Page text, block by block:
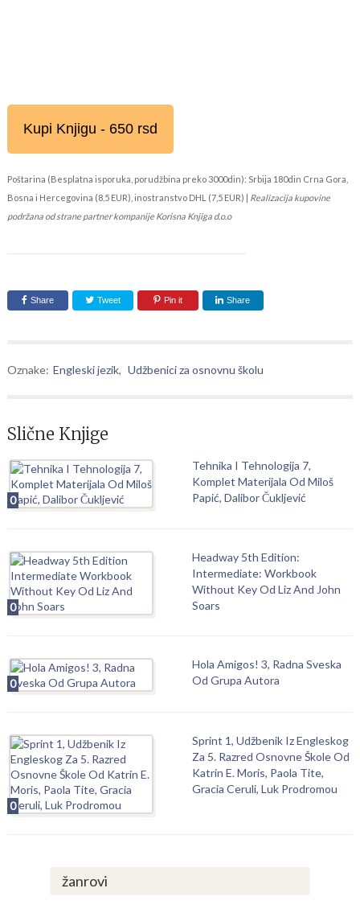
Kupi Knjigu - 650 rsd
Poštarina (Besplatna isporuka, porudžbina preko 3000din): Srbija 180din Crna Gora,
Bosna i Hercegovina (8,5 EUR), inostranstvo DHL (7,5 EUR) | Realizacija kupovine
podržana od strane partner kompanije Korisna Knjiga d.o.o
Share Tweet Pin it Share
Oznake: Engleski jezik, Udžbenici za osnovnu školu
Slične Knjige
0
Tehnika I Tehnologija 7,
Komplet Materijala Od Miloš
Papić, Dalibor Čukljević
0
Headway 5th Edition:
Intermediate: Workbook
Without Key Od Liz And John
Soars
0
Hola Amigos! 3, Radna Sveska
Od Grupa Autora
0
Sprint 1, Udžbenik Iz Engleskog
Za 5. Razred Osnovne Škole Od
Katrin E. Moris, Paola Tite,
Gracia Ceruli, Luk Prodromou
žanrovi